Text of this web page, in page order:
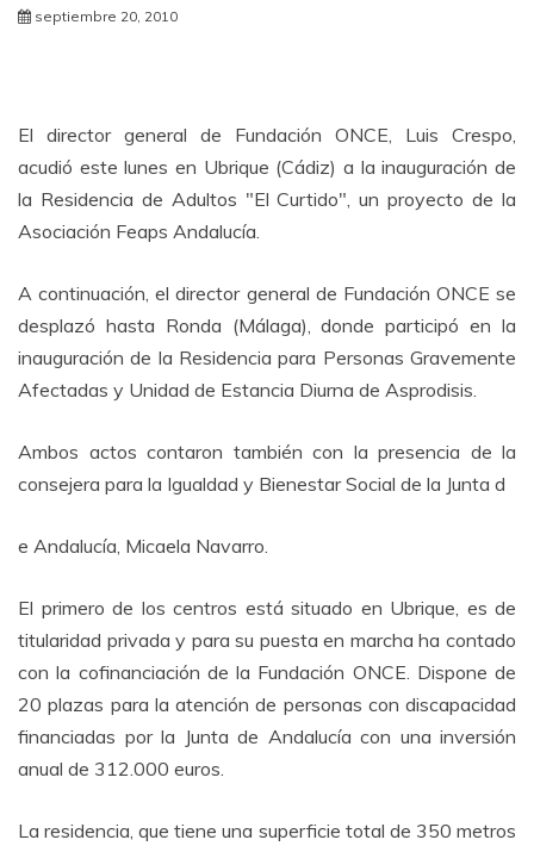
septiembre 20, 2010
El director general de Fundación ONCE, Luis Crespo,
acudió este lunes en Ubrique (Cádiz) a la inauguración de
la Residencia de Adultos "El Curtido", un proyecto de la
Asociación Feaps Andalucía.
A continuación, el director general de Fundación ONCE se
desplazó hasta Ronda (Málaga), donde participó en la
inauguración de la Residencia para Personas Gravemente
Afectadas y Unidad de Estancia Diurna de Asprodisis.
Ambos actos contaron también con la presencia de la
consejera para la Igualdad y Bienestar Social de la Junta d
e Andalucía, Micaela Navarro.
El primero de los centros está situado en Ubrique, es de
titularidad privada y para su puesta en marcha ha contado
con la cofinanciación de la Fundación ONCE. Dispone de
20 plazas para la atención de personas con discapacidad
financiadas por la Junta de Andalucía con una inversión
anual de 312.000 euros.
La residencia, que tiene una superficie total de 350 metros